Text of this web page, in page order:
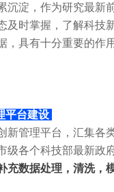
沉淀，作为研究最新
及时掌握，了解科技
，具有十分重要的作用
平台建设
新管理平台，汇集各
级各个科技部最新政
充数据处理，清洗，